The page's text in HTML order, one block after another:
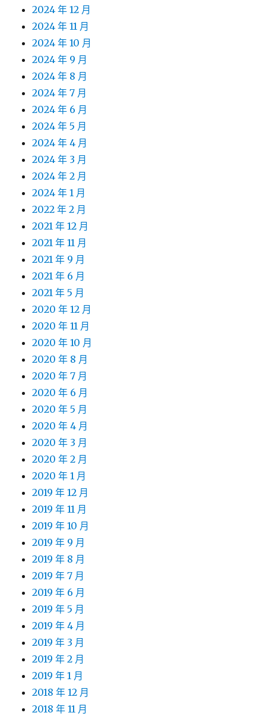
2024 年 12 月
2024 年 11 月
2024 年 10 月
2024 年 9 月
2024 年 8 月
2024 年 7 月
2024 年 6 月
2024 年 5 月
2024 年 4 月
2024 年 3 月
2024 年 2 月
2024 年 1 月
2022 年 2 月
2021 年 12 月
2021 年 11 月
2021 年 9 月
2021 年 6 月
2021 年 5 月
2020 年 12 月
2020 年 11 月
2020 年 10 月
2020 年 8 月
2020 年 7 月
2020 年 6 月
2020 年 5 月
2020 年 4 月
2020 年 3 月
2020 年 2 月
2020 年 1 月
2019 年 12 月
2019 年 11 月
2019 年 10 月
2019 年 9 月
2019 年 8 月
2019 年 7 月
2019 年 6 月
2019 年 5 月
2019 年 4 月
2019 年 3 月
2019 年 2 月
2019 年 1 月
2018 年 12 月
2018 年 11 月